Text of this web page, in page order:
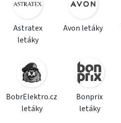
Astratex
letáky
Avon letáky
BobrElektro.cz
letáky
Bonprix
letáky